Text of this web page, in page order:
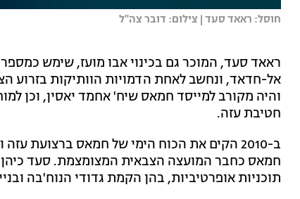
חוסל: ראאד סעד | צילום: דובר צה"ל
והיה מקורב למייסד חמאס שיח' אחמד יאסין, וכן
חטיבת עזה.
ב-2010 הקים את הכוח הימי של חמאס ברצועת
חמאס כחבר המועצה הצבאית המצומצמת. סעד
תוכניות אופרטיביות, בהן הקמת גדודי הנוח'בה